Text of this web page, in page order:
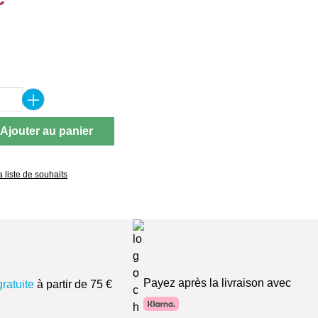
de produit : Entrez la quantité souhaitée
Ajouter au panier
liste de souhaits
à partir de 75 €
Payez après la livraison avec